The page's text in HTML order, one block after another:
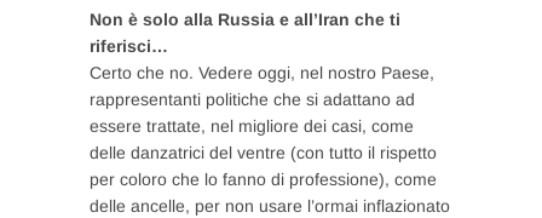
Non è solo alla Russia e all’Iran che ti
riferisci…
Certo che no. Vedere oggi, nel nostro Paese,
rappresentanti politiche che si adattano ad
essere trattate, nel migliore dei casi, come
delle danzatrici del ventre (con tutto il rispetto
per coloro che lo fanno di professione), come
delle ancelle, per non usare l’ormai inflazionato